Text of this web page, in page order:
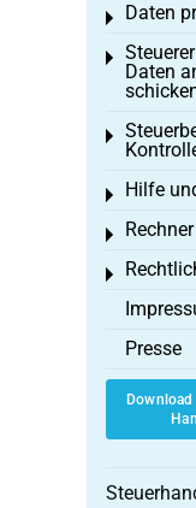
Daten
Toggle
Daten
Toggle
Toggle
Hilfe
Toggle
Rechner
Toggle
Toggle
Presse